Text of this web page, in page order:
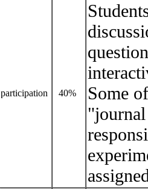
participation 40%
Some